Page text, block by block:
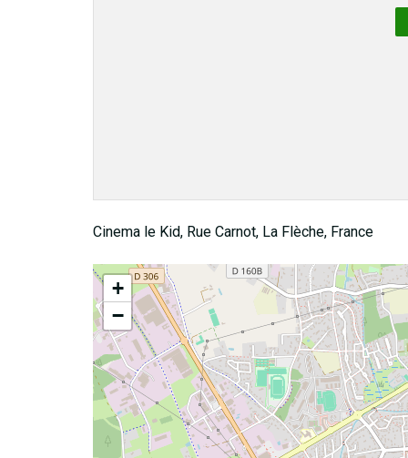
Cinema le Kid, Rue Carnot, La Flèche, France
+
−